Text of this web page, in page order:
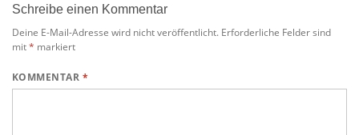
Schreibe einen Kommentar
Deine E-Mail-Adresse wird nicht veröffentlicht. Erforderliche Felder sind
mit* markiert
KOMMENTAR *